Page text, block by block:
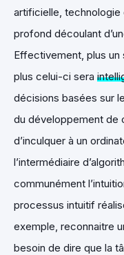
artificielle, technologie
profond découlant
Effectivement, plus
plus celui-ci sera
décisions basées sur
du développement de
d’inculquer à un
l’intermédiaire
communément
processus intuitif
exemple, reconnaitre
besoin de dire que la